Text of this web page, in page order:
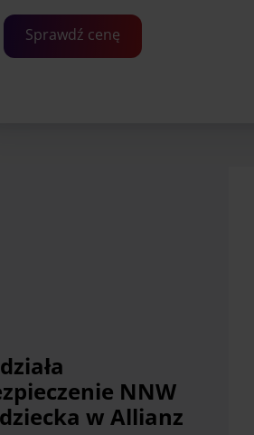
Sprawdź cenę
NNW
w Allianz